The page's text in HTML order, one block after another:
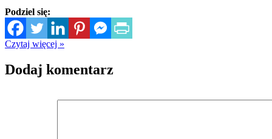
Podziel się:
Czytaj więcej »
Dodaj komentarz